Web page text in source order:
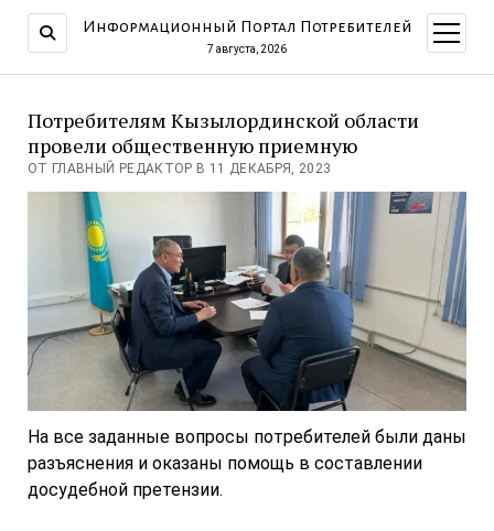
Информационный Портал Потребителей
7 августа, 2026
меню
Потребителям Кызылординской области
провели общественную приемную
ОТ ГЛАВНЫЙ РЕДАКТОР В 11 ДЕКАБРЯ, 2023
На все заданные вопросы потребителей были даны
разъяснения и оказаны помощь в составлении
досудебной претензии.